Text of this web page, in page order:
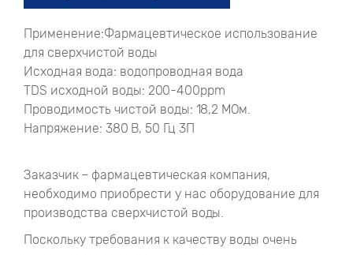
Применение:Фармацевтическое использование
для сверхчистой воды
Исходная вода: водопроводная вода
TDS исходной воды: 200-400ppm
Проводимость чистой воды: 18,2 МОм.
Напряжение: 380 В, 50 Гц 3П
Заказчик – фармацевтическая компания,
необходимо приобрести у нас оборудование для
производства сверхчистой воды.
Поскольку требования к качеству воды очень